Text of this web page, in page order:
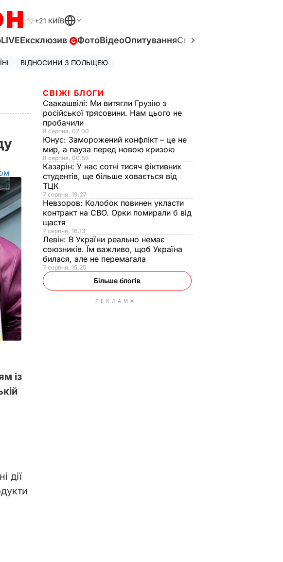
+21 КИЇВ
LIVEЕксклюзив ФотоВідеоОпитуванняСпецпроєкти
ВІДНОСИНИ З ПОЛЬЩЕЮ
із
дії
СВІЖІ БЛОГИ
Саакашвілі: Ми витягли Грузію з
російської трясовини. Нам цього не
пробачили
8 серпня, 02.00
Юнус: Заморожений конфлікт – це не
мир, а пауза перед новою кризою
8 серпня, 00.56
Казарін: У нас сотні тисяч фіктивних
студентів, ще більше ховається від
ТЦК
7 серпня, 19.27
Невзоров: Колобок повинен укласти
контракт на СВО. Орки помирали б від
щастя
7 серпня, 16.13
Левін: В України реально немає
союзників. Їм важливо, щоб Україна
билася, але не перемагала
7 серпня, 15.25
Більше блогів
РЕКЛАМА